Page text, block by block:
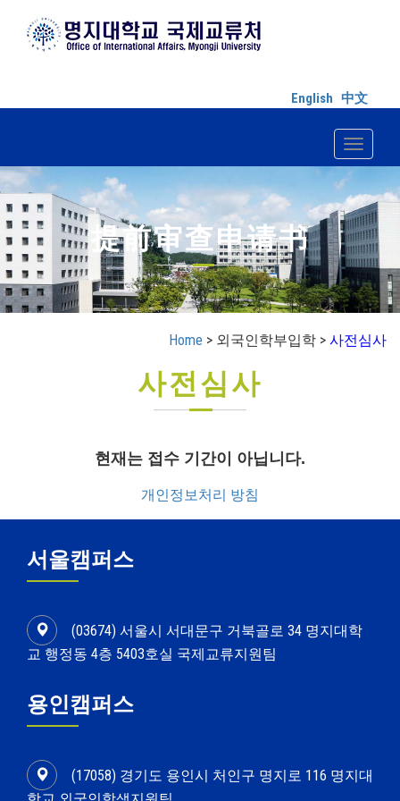
English 中文
Toggle
提前审查申请书
Home > 외국인학부입학 > 사전심사
사전심사
현재는 접수 기간이 아닙니다.
개인정보처리 방침
서울캠퍼스
(03674) 서울시 서대문구 거북골로 34 명지대학
교 행정동 4층 5403호실 국제교류지원팀
용인캠퍼스
(17058) 경기도 용인시 처인구 명지로 116 명지대